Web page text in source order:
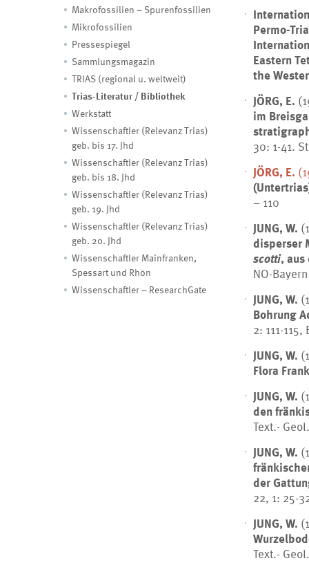
Makrofossilien – Spurenfossilien
Mikrofossilien
Pressespiegel
Sammlungsmagazin
TRIAS (regional u. weltweit)
Trias-Literatur / Bibliothek
Werkstatt
Wissenschaftler (Relevanz Trias)
geb. bis 17. Jhd
Wissenschaftler (Relevanz Trias)
geb. bis 18. Jhd
Wissenschaftler (Relevanz Trias)
geb. 19. Jhd
Wissenschaftler (Relevanz Trias)
geb. 20. Jhd
Wissenschaftler Mainfranken,
Spessart und Rhön
Wissenschaftler – ResearchGate
Permo-
Eastern
the
JÖRG, E.
im
30: 1-41.
JÖRG, E.
– 110
JUNG, W.
disperser
scotti, aus
NO-
JUNG, W.
Bohrung
2: 111-
JUNG, W.
Flora
JUNG, W.
den
Text.-
JUNG, W.
der
22, 1: 25-
JUNG, W.
Text.-